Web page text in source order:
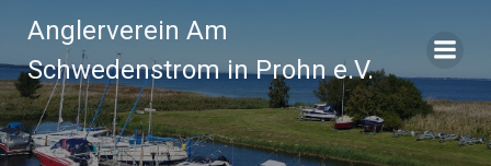
springen
Anglerverein Am
Schwedenstrom in Prohn e.V.